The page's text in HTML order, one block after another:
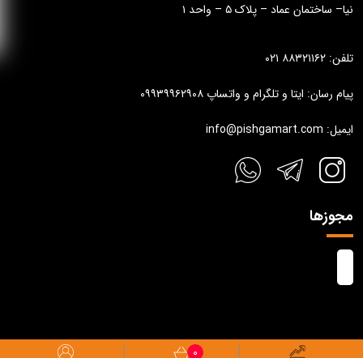
۰
نیا– ساختمان عماد – پلاک ۵ – واحد ۱
تلفن: ۸۸۳۲۱۱۶۲ ۰۲۱
پیام رسان: ایتا و تلگرام و واتساپ ۰۹۹۳۹۹۶۲۹۰۸
ایمیل: info@pishgamart.com
مجوزها